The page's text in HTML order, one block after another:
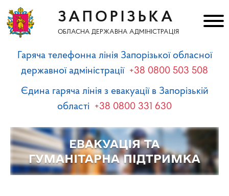
ЗАПОРІЗЬКА
ОБЛАСНА ДЕРЖАВНА АДМІНІСТРАЦІЯ
Гаряча телефонна лінія Запорізької обласної
державної адміністрації +38 0800 503 508
Єдина гаряча лінія з евакуації в Запорізькій
області +38 0800 331 630